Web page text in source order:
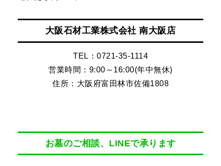
大阪石材工業株式会社 南大阪店
TEL：0721-35-1114
営業時間：9:00～16:00(年中無休)
住所：大阪府富田林市佐備1808
お墓のご相談、LINEで承ります